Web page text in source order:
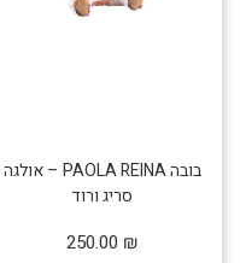
בובה PAOLA REINA – אולגה
סריג ורוד
250.00 ₪